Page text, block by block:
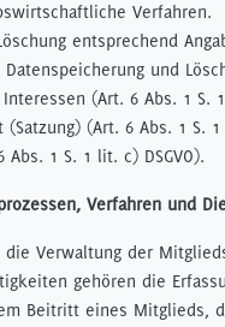
Verfahren.
entsprechend
und
(Art. 6 Abs. 1 S.
(Art. 6 Abs. 1 S. 1
1 S. 1 lit. c) DSGVO).
Verfahren und
die Verwaltung der
gehören die
Beitritt eines Mitglieds,